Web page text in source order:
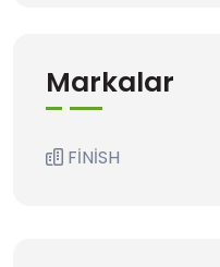
Markalar
FİNİSH